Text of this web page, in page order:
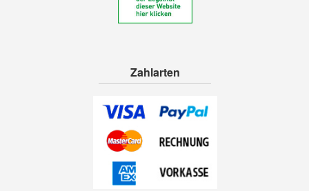
Zahlarten